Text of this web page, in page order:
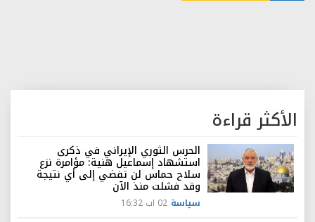
الأكثر قراءة
الحرس الثوري الإيراني في ذكرى
استشهاد إسماعيل هنية: مؤامرة نزع
سلاح حماس لن تفضي إلى أي نتيجة
وقد فشلت منذ الآن
سياسة 02 اب 16:32